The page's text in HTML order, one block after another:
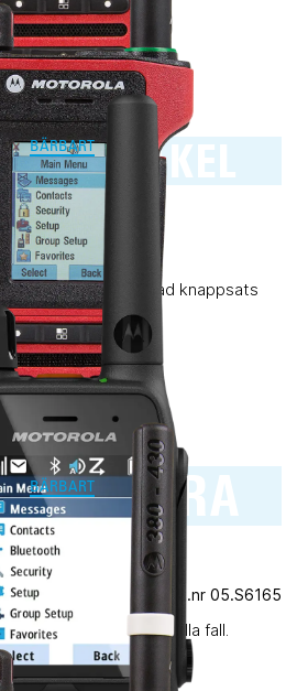
RAKEL
BÄRBART
RAKEL
med begränsad knappsats
TETRA
BÄRBART
TETRA
Vårt art.nr 05.S6165
alla ändamål. Nästan i alla fall.